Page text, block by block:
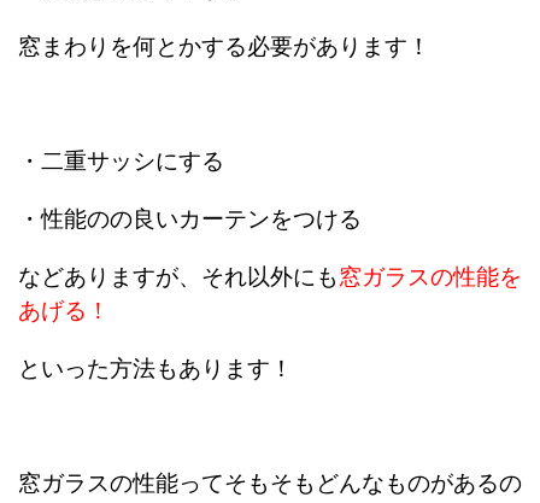
窓まわりを何とかする必要があります！
・二重サッシにする
・性能のの良いカーテンをつける
などありますが、それ以外にも窓ガラスの性能を
あげる！
といった方法もあります！
窓ガラスの性能ってそもそもどんなものがあるの